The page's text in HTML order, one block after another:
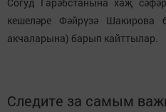
Согуд Гарәбстанына хаҗ
кешеләре Фәйрүзә
акчаларына) барып кайттылар.
Следите за самым